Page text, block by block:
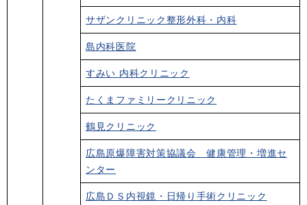
サザンクリニック整形外科・内科
島内科医院
すみい 内科クリニック
たくまファミリークリニック
鶴見クリニック
広島原爆障害対策協議会 健康管理・増進セ
ンター
広島ＤＳ内視鏡・日帰り手術クリニック